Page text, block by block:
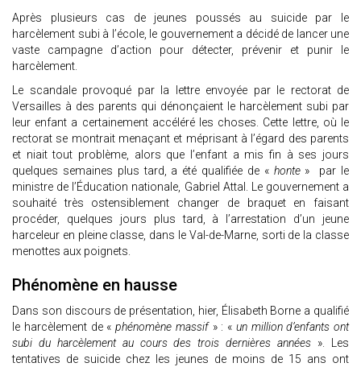
Après plusieurs cas de jeunes poussés au suicide par le
harcèlement subi à l’école, le gouvernement a décidé de lancer une
vaste campagne d’action pour détecter, prévenir et punir le
harcèlement.
Le scandale provoqué par la lettre envoyée par le rectorat de
Versailles à des parents qui dénonçaient le harcèlement subi par
leur enfant a certainement accéléré les choses. Cette lettre, où le
rectorat se montrait menaçant et méprisant à l’égard des parents
et niait tout problème, alors que l’enfant a mis fin à ses jours
quelques semaines plus tard, a été qualifiée de « honte » par le
ministre de l’Éducation nationale, Gabriel Attal. Le gouvernement a
souhaité très ostensiblement changer de braquet en faisant
procéder, quelques jours plus tard, à l’arrestation d’un jeune
harceleur en pleine classe, dans le Val-de-Marne, sorti de la classe
menottes aux poignets.
Phénomène en hausse
Dans son discours de présentation, hier, Élisabeth Borne a qualifié
le harcèlement de « phénomène massif» : « un million d’enfants ont
subi du harcèlement au cours des trois dernières années ». Les
tentatives de suicide chez les jeunes de moins de 15 ans ont